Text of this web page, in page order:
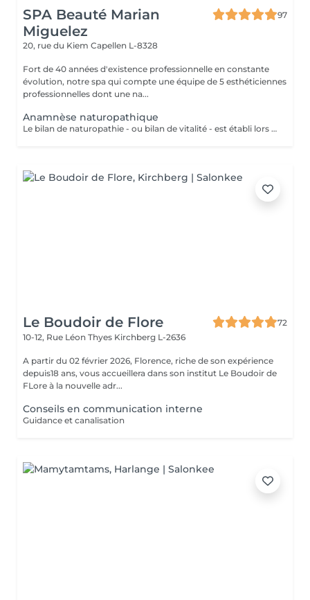
SPA Beauté Marian
Miguelez
97
20, rue du Kiem Capellen L-8328
Fort de 40 années d'existence professionnelle en constante
évolution, notre spa qui compte une équipe de 5 esthéticiennes
professionnelles dont une na...
Anamnèse naturopathique
Le bilan de naturopathie - ou bilan de vitalité - est établi lors de la première rencontre avec Esmeralda, naturopathe diplômée, qui sera en mesure de vous conseiller en: La Bromatologie : rééducation alimentaire Kinésiologie: (exercice physique) être bien dans son corps (diplômée en yoga kundalini et acharya yoga en cours) Psychologie être bien avec soi et les autres (relaxation, gestion du stress..)(redirection vers les praticiens compétents) Hydrologie : utilisation de l'eau froide ou chaude ou en alternance, douche, bain, hamman, sauna, enveloppements(ici à l'institut) Chirologie : les techniques manuelles (massage)(ici à l'institut) La Réflexologie : les techniques reflexes (ciblées sur le pied, oreille, nez et dos (ici, à l'institut) Pneumologie : les techniques respiratoires (inspirées du yoga, pranayama)(ici à l'institut) Phytologie : l'utilisation des plantes (ici à l'institut)
Le Boudoir de Flore
72
10-12, Rue Léon Thyes Kirchberg L-2636
A partir du 02 février 2026, Florence, riche de son expérience
depuis18 ans, vous accueillera dans son institut Le Boudoir de
FLore à la nouvelle adr...
Conseils en communication interne
Guidance et canalisation